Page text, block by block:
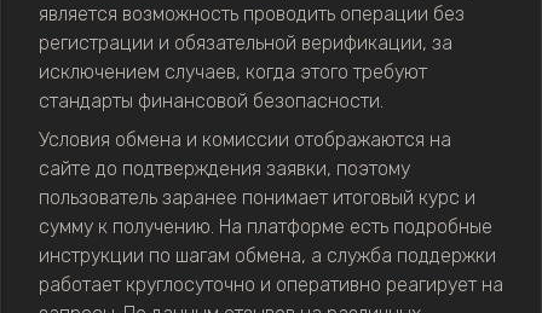
является возможность проводить операции без
регистрации и обязательной верификации, за
исключением случаев, когда этого требуют
стандарты финансовой безопасности.
Условия обмена и комиссии отображаются на
сайте до подтверждения заявки, поэтому
пользователь заранее понимает итоговый курс и
сумму к получению. На платформе есть подробные
инструкции по шагам обмена, а служба поддержки
работает круглосуточно и оперативно реагирует на